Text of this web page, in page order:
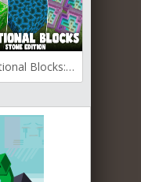
Additional Blocks: Stone Edition для Майнкрафт [1.20.1, 1.19.4, 1.19.2]